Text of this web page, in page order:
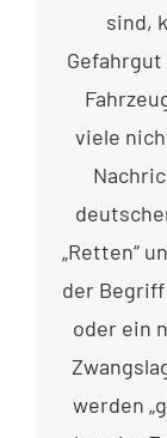
sind,
viele
„Retten“
der
oder ein
werden